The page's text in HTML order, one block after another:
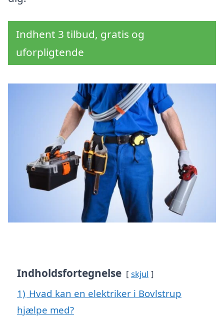
Indhent 3 tilbud, gratis og
uforpligtende
Indholdsfortegnelse skjul
1) Hvad kan en elektriker i Bovlstrup
hjælpe med?